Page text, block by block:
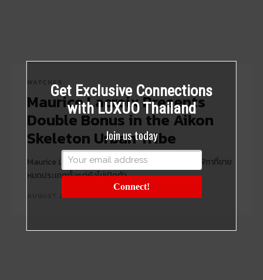
Maurice Lacroix Presents
Double Bonus in the Aikon
Skeleton Urban Tribe
Maurice Lacroix Aikon Skeleton Urban Tribe นาฬิกาที่ขาย
หมดประเทศตั้งแต่ยังไม่เปิดตัว
Get Exclusive Connections
with LUXUO Thailand
Join us today
Connect!